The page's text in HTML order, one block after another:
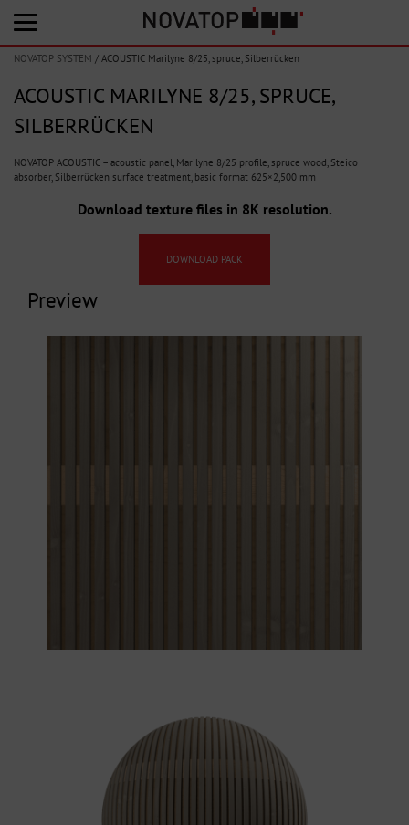
NOVATOP SYSTEM / ACOUSTIC Marilyne 8/25, spruce, Silberrücken
ACOUSTIC MARILYNE 8/25, SPRUCE,
SILBERRÜCKEN
NOVATOP ACOUSTIC – acoustic panel, Marilyne 8/25 profile, spruce wood, Steico
absorber, Silberrücken surface treatment, basic format 625×2,500 mm
Download texture files in 8K resolution.
DOWNLOAD PACK
Preview